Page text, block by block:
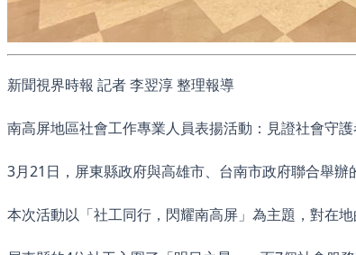
新聞視界時報 記者 李翌淳 整理報導
南高屏地區社會工作專業人員表揚活動：見證社會守
3月21日，屏東縣政府與高雄市、台南市政府聯合舉
本次活動以「社工同行，閃耀南高屏」為主題，對在